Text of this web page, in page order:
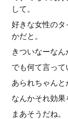
して。
好きな女性のタ
かだと。
きついなーなん
でも何て言って
あられちゃんと
なんかそれ効果
まあそうだね。